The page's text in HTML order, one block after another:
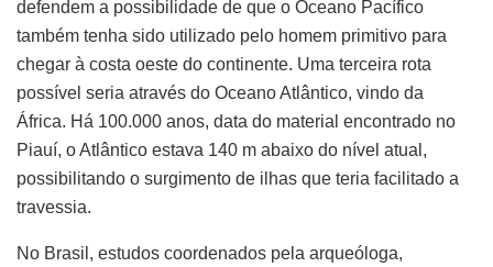
defendem a possibilidade de que o Oceano Pacífico
também tenha sido utilizado pelo homem primitivo para
chegar à costa oeste do continente. Uma terceira rota
possível seria através do Oceano Atlântico, vindo da
África. Há 100.000 anos, data do material encontrado no
Piauí, o Atlântico estava 140 m abaixo do nível atual,
possibilitando o surgimento de ilhas que teria facilitado a
travessia.
No Brasil, estudos coordenados pela arqueóloga,